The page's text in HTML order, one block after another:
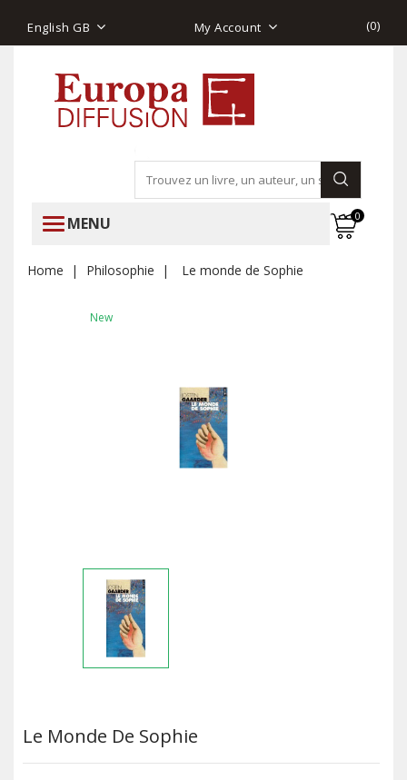
English GB My Account (0)
MENU 0
Home Philosophie Le monde de Sophie
New
Le Monde De Sophie